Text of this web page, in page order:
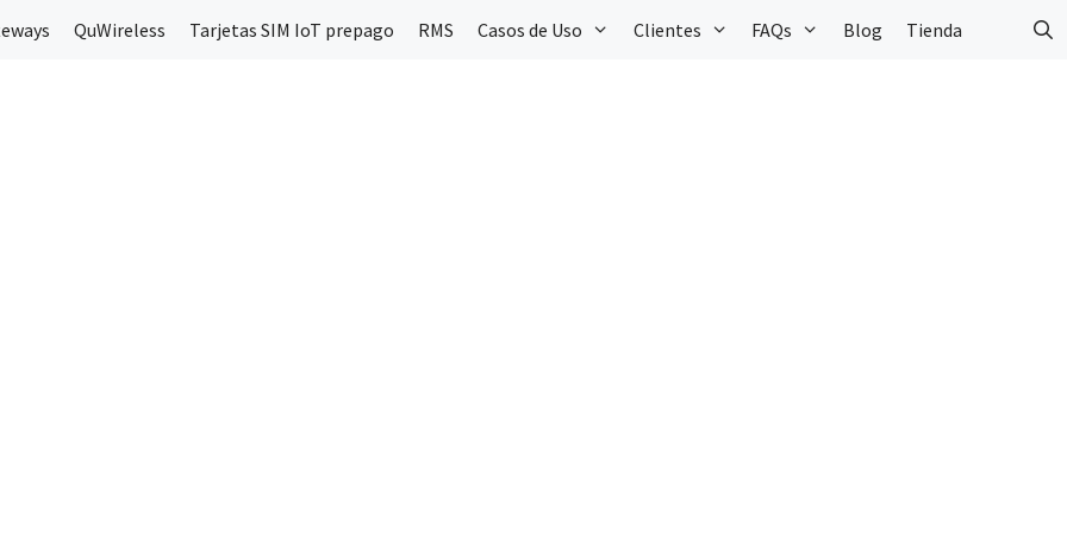
QuWireless Tarjetas SIM IoT prepago RMS Casos de Uso Clientes FAQs Blog Tienda